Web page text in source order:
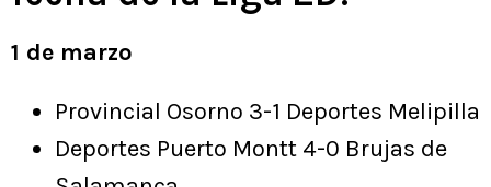
1 de marzo
Provincial Osorno 3-1 Deportes Melipilla
Deportes Puerto Montt 4-0 Brujas de